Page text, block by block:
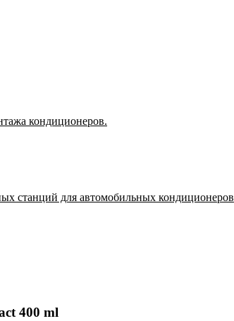
кондиционеров.
станций для автомобильных кондиционеров
400 ml